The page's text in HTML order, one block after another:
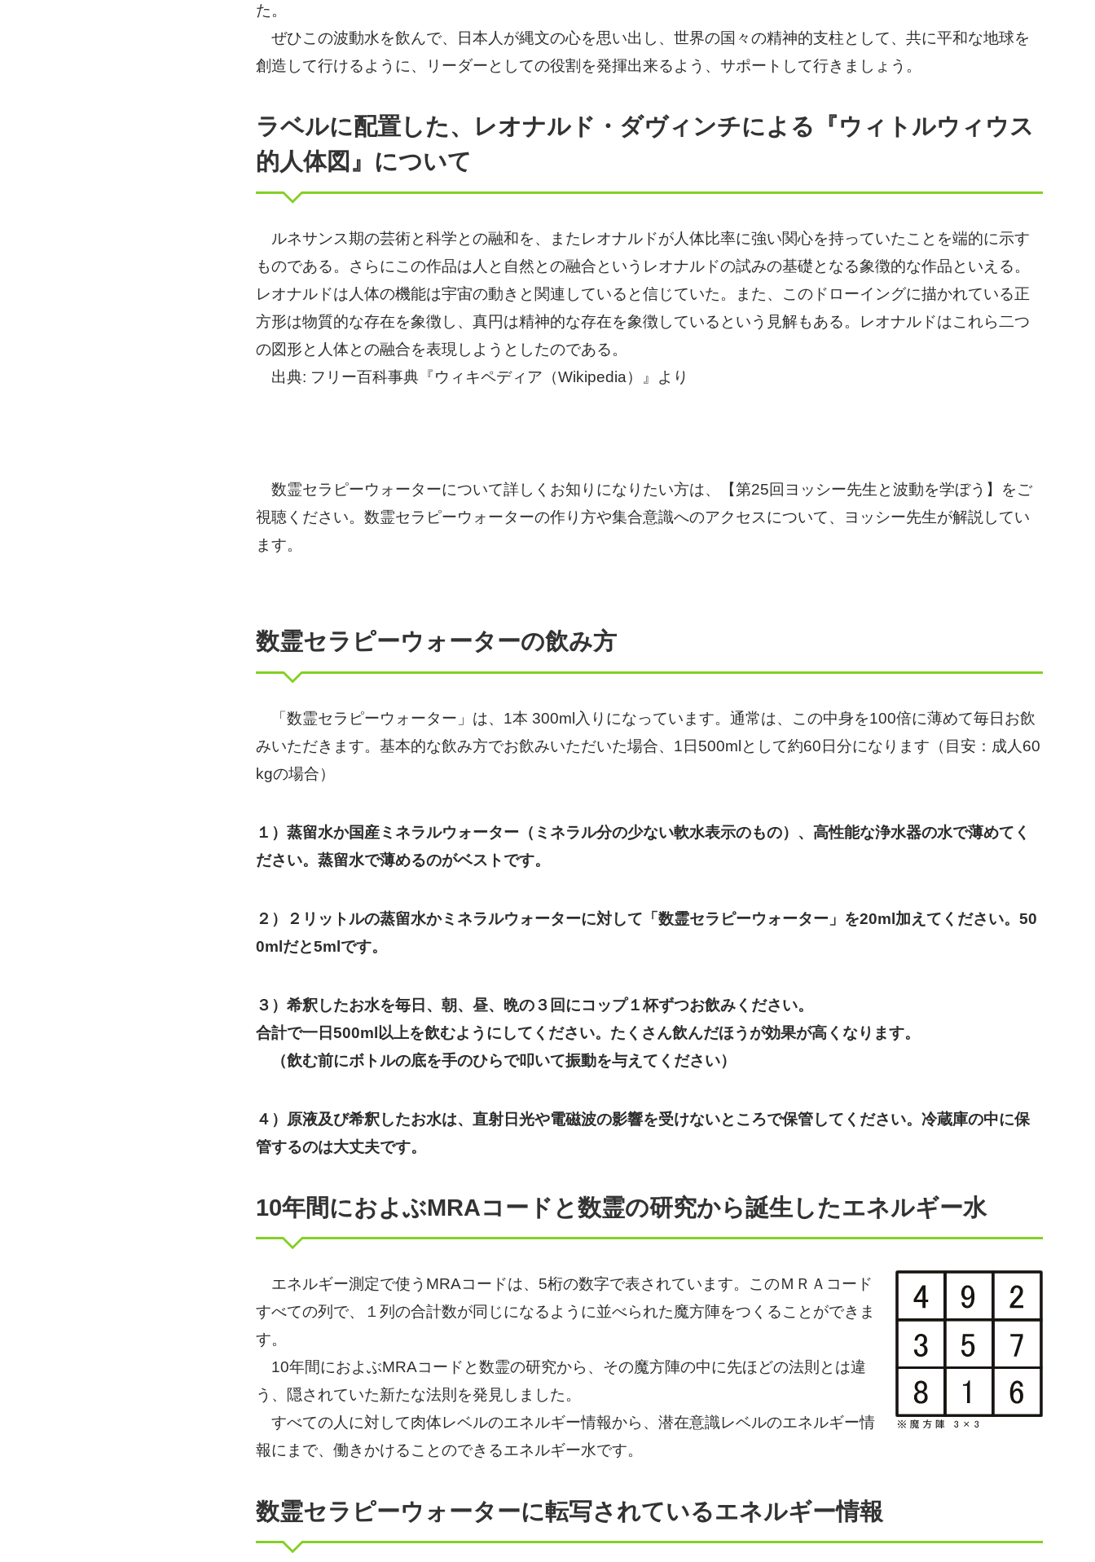
Eメール
た。
た。
ぜひこの波動水を飲んで、日本人が縄文の心を思い出し、世界の国々の精神的支柱として、共に平和な地球を
創造して行けるように、リーダーとしての役割を発揮出来るよう、サポートして行きましょう。
ラベルに配置した、レオナルド・ダヴィンチによる『ウィトルウィウス
的人体図』について
ルネサンス期の芸術と科学との融和を、またレオナルドが人体比率に強い関心を持っていたことを端的に示す
ものである。さらにこの作品は人と自然との融合というレオナルドの試みの基礎となる象徴的な作品といえる。
レオナルドは人体の機能は宇宙の動きと関連していると信じていた。また、このドローイングに描かれている正
方形は物質的な存在を象徴し、真円は精神的な存在を象徴しているという見解もある。レオナルドはこれら二つ
の図形と人体との融合を表現しようとしたのである。
出典: フリー百科事典『ウィキペディア（Wikipedia）』より
数霊セラピーウォーターについて詳しくお知りになりたい方は、【第25回ヨッシー先生と波動を学ぼう】をご
視聴ください。数霊セラピーウォーターの作り方や集合意識へのアクセスについて、ヨッシー先生が解説してい
ます。
数霊セラピーウォーターの飲み方
「数霊セラピーウォーター」は、1本 300ml入りになっています。通常は、この中身を100倍に薄めて毎日お飲
みいただきます。基本的な飲み方でお飲みいただいた場合、1日500mlとして約60日分になります（目安：成人60
kgの場合）
１）蒸留水か国産ミネラルウォーター（ミネラル分の少ない軟水表示のもの）、高性能な浄水器の水で薄めてく
ださい。蒸留水で薄めるのがベストです。
２）２リットルの蒸留水かミネラルウォーターに対して「数霊セラピーウォーター」を20ml加えてください。50
0mlだと5mlです。
３）希釈したお水を毎日、朝、昼、晩の３回にコップ１杯ずつお飲みください。
合計で一日500ml以上を飲むようにしてください。たくさん飲んだほうが効果が高くなります。
（飲む前にボトルの底を手のひらで叩いて振動を与えてください）
４）原液及び希釈したお水は、直射日光や電磁波の影響を受けないところで保管してください。冷蔵庫の中に保
管するのは大丈夫です。
10年間におよぶMRAコードと数霊の研究から誕生したエネルギー水
エネルギー測定で使うMRAコードは、5桁の数字で表されています。このＭＲＡコード
すべての列で、１列の合計数が同じになるように並べられた魔方陣をつくることができま
す。
10年間におよぶMRAコードと数霊の研究から、その魔方陣の中に先ほどの法則とは違
う、隠されていた新たな法則を発見しました。
すべての人に対して肉体レベルのエネルギー情報から、潜在意識レベルのエネルギー情
報にまで、働きかけることのできるエネルギー水です。
数霊セラピーウォーターに転写されているエネルギー情報